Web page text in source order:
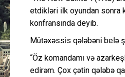
etdikləri ilk oyundan sonra
konfransında deyib.
Mütəxəssis qələbəni belə
“Öz komandamı və
edirəm. Çox çətin qələbə